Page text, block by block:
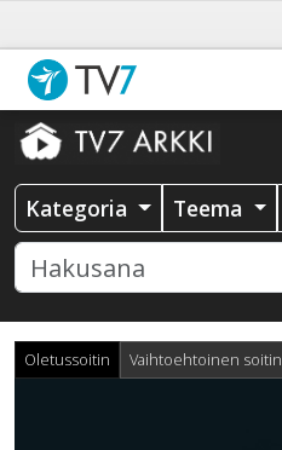
Kategoria Teema
Oletussoitin Vaihtoehtoinen soitin